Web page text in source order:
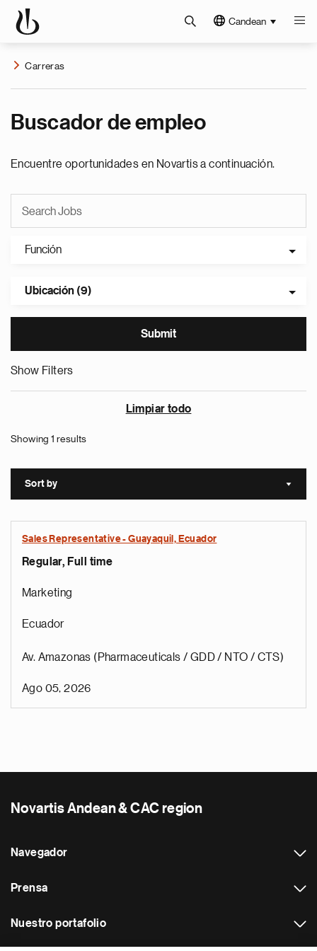
Candean
Carreras
Buscador de empleo
Encuentre oportunidades en Novartis a continuación.
Función
Ubicación (9)
Show Filters
Limpiar todo
Showing 1 results
Sort by Sort
Sales Representative - Guayaquil, Ecuador
Regular, Full time
Marketing
Ecuador
Av. Amazonas (Pharmaceuticals / GDD / NTO / CTS)
Ago 05, 2026
Novartis Andean & CAC region
Navegador
Prensa
Nuestro portafolio